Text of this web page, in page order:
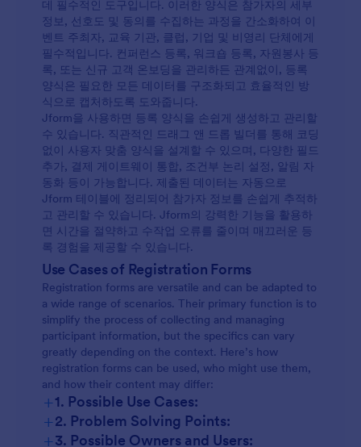
데 필수적인 도구입니다. 이러한 양식은 참가자의 세부
정보, 선호도 및 동의를 수집하는 과정을 간소화하여 이
벤트 주최자, 교육 기관, 클럽, 기업 및 비영리 단체에게
필수적입니다. 컨퍼런스 등록, 워크숍 등록, 자원봉사 등
록, 또는 신규 고객 온보딩을 관리하든 관계없이, 등록
양식은 필요한 모든 데이터를 구조화되고 효율적인 방
식으로 캡처하도록 도와줍니다.
Jform을 사용하면 등록 양식을 손쉽게 생성하고 관리할
수 있습니다. 직관적인 드래그 앤 드롭 빌더를 통해 코딩
없이 사용자 맞춤 양식을 설계할 수 있으며, 다양한 필드
추가, 결제 게이트웨이 통합, 조건부 논리 설정, 알림 자
동화 등이 가능합니다. 제출된 데이터는 자동으로
Jform 테이블에 정리되어 참가자 정보를 손쉽게 추적하
고 관리할 수 있습니다. Jform의 강력한 기능을 활용하
면 시간을 절약하고 수작업 오류를 줄이며 매끄러운 등
록 경험을 제공할 수 있습니다.
Use Cases of Registration Forms
Registration forms are versatile and can be adapted to
a wide range of scenarios. Their primary function is to
simplify the process of collecting and managing
participant information, but the specifics can vary
greatly depending on the context. Here’s how
registration forms can be used, who might use them,
and how their content may differ:
+1. Possible Use Cases:
+2. Problem Solving Points:
+3. Possible Owners and Users: